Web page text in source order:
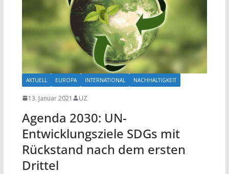
AKTUELL EUROPA INTERNATIONAL NACHHALTIGKEIT
13. Januar 2021 UZ
Agenda 2030: UN-
Entwicklungsziele SDGs mit
Rückstand nach dem ersten
Drittel